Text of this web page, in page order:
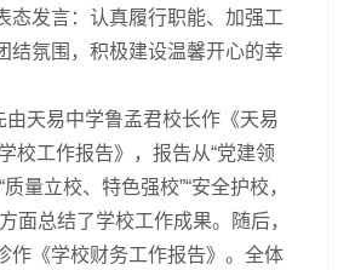
态发言：认真履行职能、加强工
结氛围，积极建设温馨开心的幸
天易中学鲁孟君校长作《天易
校工作报告》，报告从“党建领
量立校、特色强校”“安全护校，
面总结了学校工作成果。随后，
作《学校财务工作报告》。全体